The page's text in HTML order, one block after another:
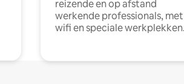
reizende en op afstand
werkende professionals, met
wifi en speciale werkplekken.